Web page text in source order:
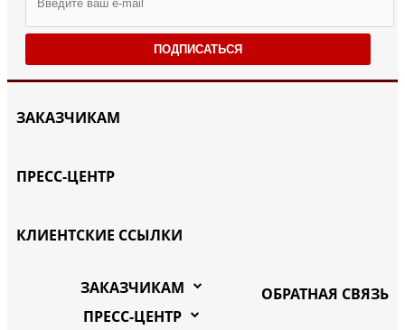
ПОДПИСАТЬСЯ
ЗАКАЗЧИКАМ
ПРЕСС-ЦЕНТР
КЛИЕНТСКИЕ ССЫЛКИ
ОБРАТНАЯ СВЯЗЬ
ЗАКАЗЧИКАМ
ПРЕСС-ЦЕНТР